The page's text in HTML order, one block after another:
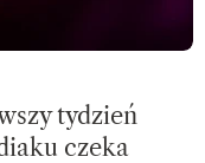
tydzień
czeka